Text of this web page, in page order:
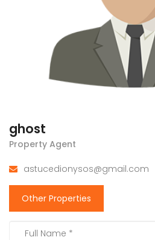
ghost
Property Agent
astucedionysos@gmail.com
Other Properties